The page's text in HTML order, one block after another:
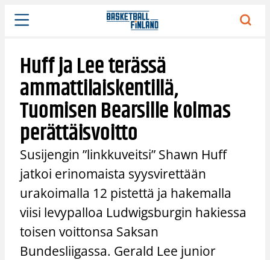
Siirry
sisältöön
Huff ja Lee terässä
ammattilaiskentillä,
Tuomisen Bearsille kolmas
perättäisvoitto
Susijengin ”linkkuveitsi” Shawn Huff
jatkoi erinomaista syysvirettään
urakoimalla 12 pistettä ja hakemalla
viisi levypalloa Ludwigsburgin hakiessa
toisen voittonsa Saksan
Bundesliigassa. Gerald Lee junior